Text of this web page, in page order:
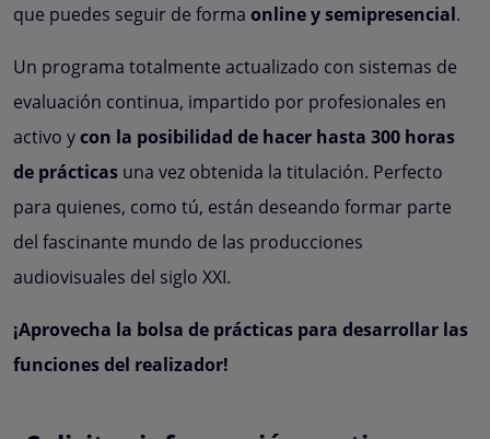
que puedes seguir de forma online y semipresencial.
Un programa totalmente actualizado con sistemas de
evaluación continua, impartido por profesionales en
activo ycon la posibilidad de hacer hasta 300 horas
de prácticas una vez obtenida la titulación. Perfecto
para quienes, como tú, están deseando formar parte
del fascinante mundo de las producciones
audiovisuales del siglo XXI.
¡Aprovecha la bolsa de prácticas para desarrollar las
funciones del realizador!